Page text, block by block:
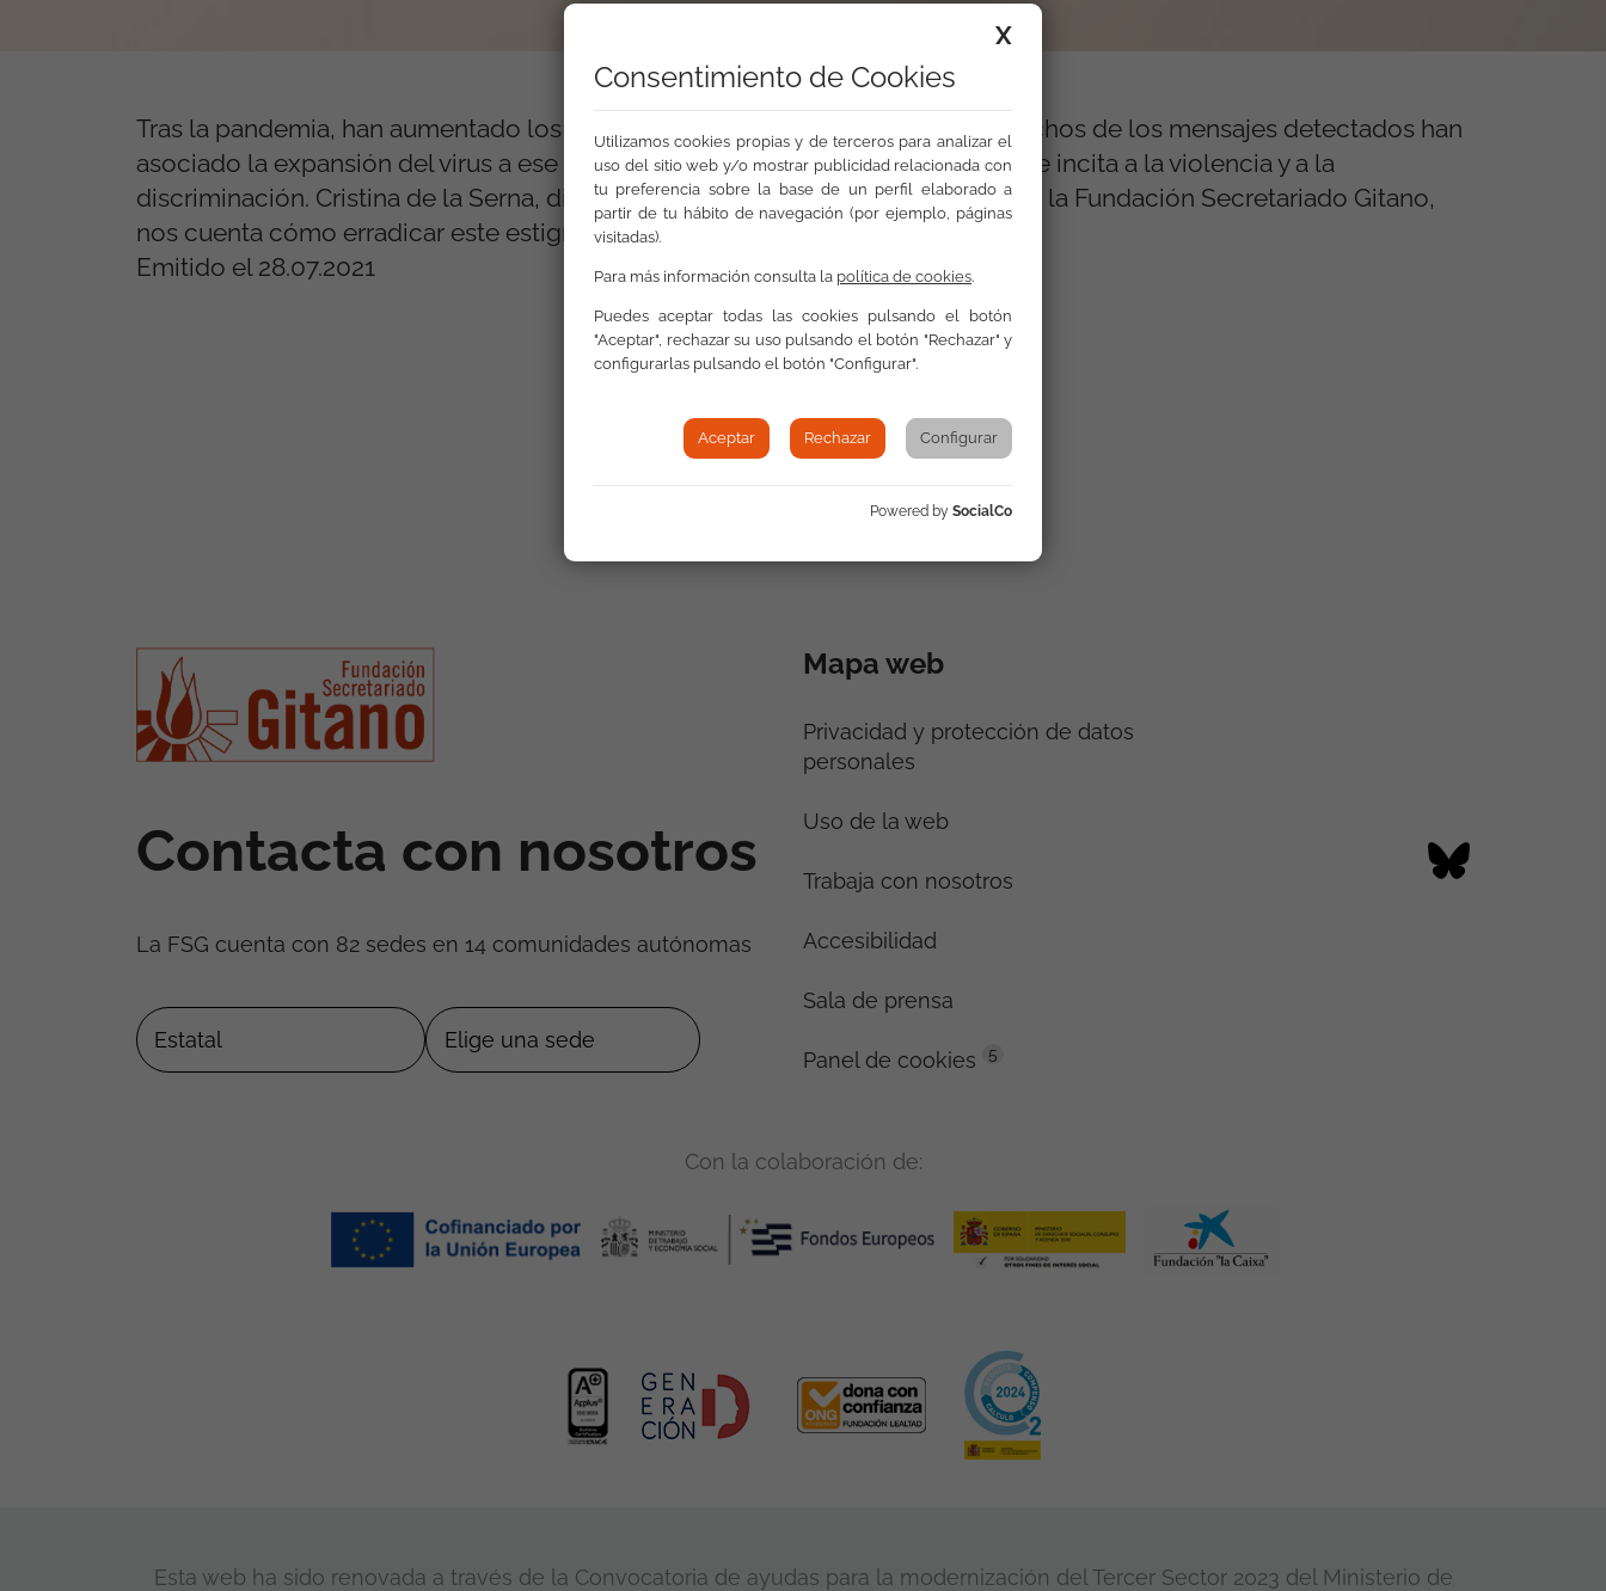
Tras la pandemia, han aumentado los discursos de odio contra los gitanos. Muchos de los mensajes detectados han
asociado la expansión del virus a ese colectivo. Una responsabilidad injusta que incita a la violencia y a la
discriminación. Cristina de la Serna, directora del Departamento de Igualdad de la Fundación Secretariado Gitano,
nos cuenta cómo erradicar este estigma.
Emitido el 28.07.2021
Contacta con nosotros
La FSG cuenta con 82 sedes en 14 comunidades autónomas
Mapa web
Privacidad y protección de datos
personales
Uso de la web
Trabaja con nosotros
Accesibilidad
Sala de prensa
Panel de cookies 5
Con la colaboración de:
Esta web ha sido renovada a través de la Convocatoria de ayudas para la modernización del Tercer Sector 2023 del Ministerio de
X
Consentimiento de Cookies
Utilizamos cookies propias y de terceros para analizar el
uso del sitio web y/o mostrar publicidad relacionada con
tu preferencia sobre la base de un perfil elaborado a
partir de tu hábito de navegación (por ejemplo, páginas
visitadas).
Para más información consulta la política de cookies.
Puedes aceptar todas las cookies pulsando el botón
"Aceptar", rechazar su uso pulsando el botón "Rechazar" y
configurarlas pulsando el botón "Configurar".
Aceptar Rechazar Configurar
Powered by SocialCo